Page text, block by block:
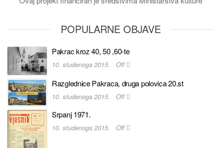
POPULARNE OBJAVE
Pakrac kroz 40, 50 ,60-te
10. studenoga 2015. Off
Razglednice Pakraca, druga polovica 20.st
10. studenoga 2015. Off
Srpanj 1971.
10. studenoga 2015. Off